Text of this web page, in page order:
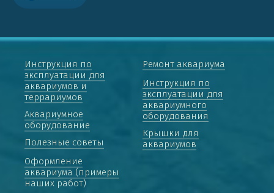
Инструкция по
эксплуатации для
аквариумов и
террариумов
Аквариумное
оборудование
Полезные советы
Оформление
аквариума (примеры
наших работ)
Ремонт аквариума
Инструкция по
эксплуатации для
аквариумного
оборудования
Крышки для
аквариумов